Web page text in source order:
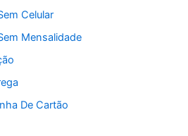
Celular
Mensalidade
De Cartão